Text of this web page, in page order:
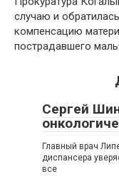
случаю и
компенсацию
пострадавшего
Сергей
Главный врач
диспансера
все